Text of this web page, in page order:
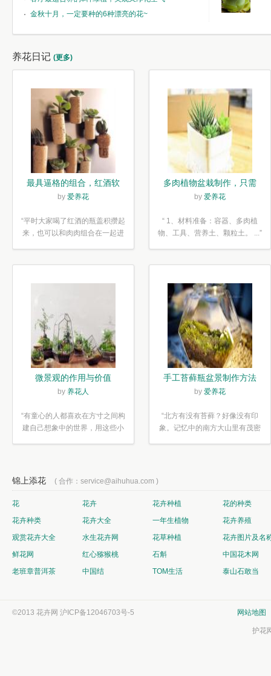
金秋十月，一定要种的6种漂亮的花~
养花日记 (更多)
最具逼格的组合，红酒软
木塞diy多肉植物盆栽
by 爱养花
“平时大家喝了红酒的瓶盖积攒起
来，也可以和肉肉组合在一起进
多肉植物盆栽制作，只需
简单6步
by 爱养花
“ 1、材料准备：容器、多肉植
物、工具、营养土、颗粒土。 ...”
微景观的作用与价值
by 养花人
“有童心的人都喜欢在方寸之间构
建自己想象中的世界，用这些小
手工苔藓瓶盆景制作方法
by 爱养花
“北方有没有苔藓？好像没有印
象。记忆中的南方大山里有茂密
锦上添花 ( 合作：service@aihuhua.com )
花 花卉 花卉种植
花的种类
花卉种类
花卉大全 一年生植物
花卉养殖
观赏花卉大全
水生花卉网 花草种植
花卉图片及名
鲜花网
红心猕猴桃 石斛
中国花木网
老班章普洱茶
中国结 TOM生活 泰山石敢当
©2013 花卉网 沪ICP备12046703号-5 网站地图
护花